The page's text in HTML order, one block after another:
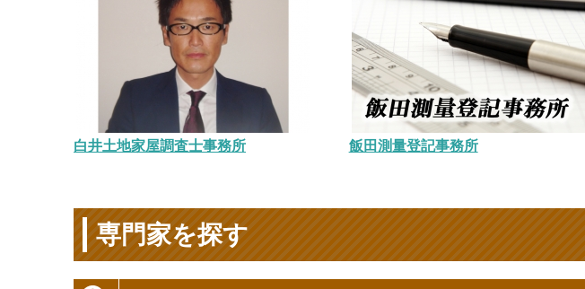
白井土地家屋調査士事務所 飯田測量登記事務所
専門家を探す